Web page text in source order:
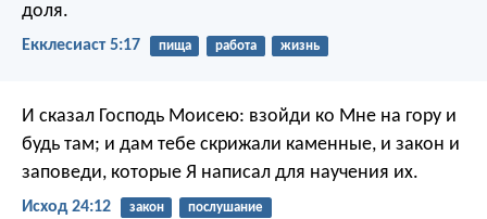
доля.
Екклесиаст 5:17 пища работа жизнь
И сказал Господь Моисею: взойди ко Мне на гору и
будь там; и дам тебе скрижали каменные, и закон и
заповеди, которые Я написал для научения их.
Исход 24:12 закон послушание